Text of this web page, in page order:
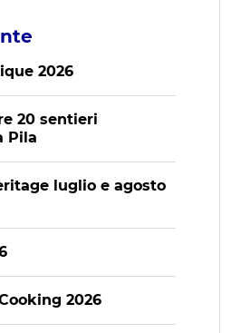
2026
20 sentieri
Pila
luglio e agosto
2026